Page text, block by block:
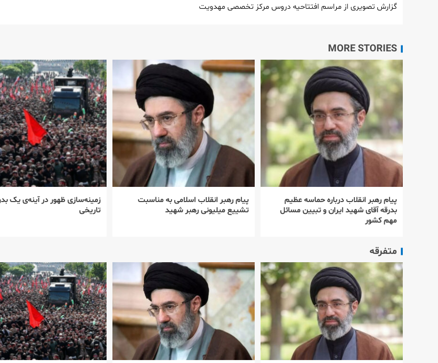
گزارش تصویری از مراسم افتتاحیه دروس مرکز تخصصی مهدویت
MORE STORIES
پیام رهبر انقلاب درباره حماسه عظیم
بدرقه آقای شهید ایران و تبیین مسائل
مهم کشور
پیام رهبر انقلاب اسلامی به مناسبت
تشییع میلیونی رهبر شهید
زمینه‌سازی ظهور در آینه‌ی یک
تاریخی
متفرقه